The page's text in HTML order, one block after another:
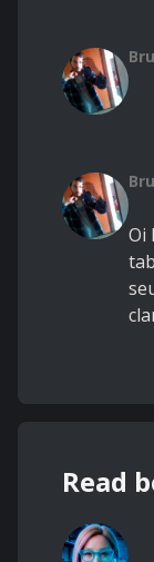
Oi
Read